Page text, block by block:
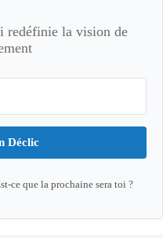
redéfinie la vision de
Déclic
ce que la prochaine sera toi ?